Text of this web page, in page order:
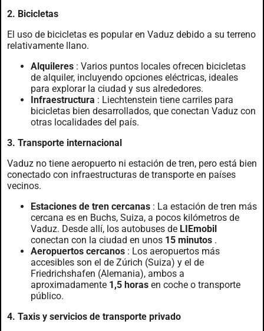
2. Bicicletas
El uso de bicicletas es popular en Vaduz debido a su terreno
relativamente llano.
Alquileres : Varios puntos locales ofrecen bicicletas
de alquiler, incluyendo opciones eléctricas, ideales
para explorar la ciudad y sus alrededores.
Infraestructura : Liechtenstein tiene carriles para
bicicletas bien desarrollados, que conectan Vaduz con
otras localidades del país.
3. Transporte internacional
Vaduz no tiene aeropuerto ni estación de tren, pero está bien
conectado con infraestructuras de transporte en países
vecinos.
Estaciones de tren cercanas : La estación de tren más
cercana es en Buchs, Suiza, a pocos kilómetros de
Vaduz. Desde allí, los autobuses de LIEmobil
conectan con la ciudad en unos 15 minutos .
Aeropuertos cercanos : Los aeropuertos más
accesibles son el de Zúrich (Suiza) y el de
Friedrichshafen (Alemania), ambos a
aproximadamente 1,5 horas en coche o transporte
público.
4. Taxis y servicios de transporte privado